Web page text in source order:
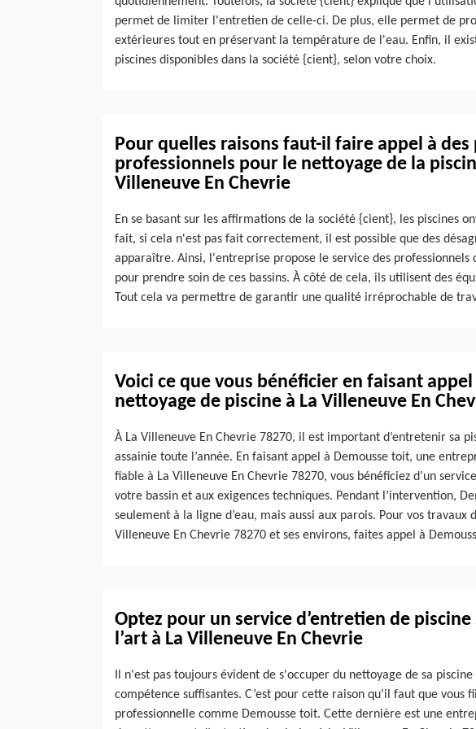
permet de limiter l'entretien de celle-ci. De plus, elle permet de
extérieures tout en préservant la température de l'eau. Enfin, il
piscines disponibles dans la société {cient}, selon votre choix.
Pour quelles raisons faut-il faire appel à des
professionnels pour le nettoyage de la
Villeneuve En Chevrie
En se basant sur les affirmations de la société {cient}, les piscines
fait, si cela n'est pas fait correctement, il est possible que des
apparaître. Ainsi, l'entreprise propose le service des
pour prendre soin de ces bassins. À côté de cela, ils utilisent des
Tout cela va permettre de garantir une qualité irréprochable de
Voici ce que vous bénéficier en faisant
nettoyage de piscine à La Villeneuve En
À La Villeneuve En Chevrie 78270, il est important d’entretenir sa
assainie toute l’année. En faisant appel à Demousse toit, une
fiable à La Villeneuve En Chevrie 78270, vous bénéficiez d’un
votre bassin et aux exigences techniques. Pendant l’intervention,
seulement à la ligne d’eau, mais aussi aux parois. Pour vos travaux
Villeneuve En Chevrie 78270 et ses environs, faites appel à
Optez pour un service d’entretien de
l’art à La Villeneuve En Chevrie
Il n'est pas toujours évident de s'occuper du nettoyage de sa
compétence suffisantes. C’est pour cette raison qu’il faut que vous
professionnelle comme Demousse toit. Cette dernière est une